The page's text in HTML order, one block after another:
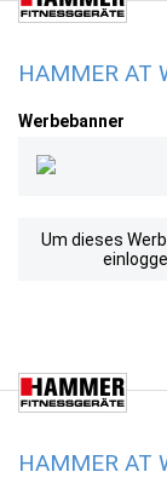
HAMMER AT
Werbebanner
Um dieses
HAMMER AT